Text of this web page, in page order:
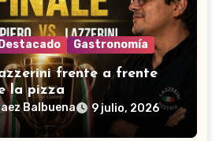
Destacado Gastronomía
frente a frente
la pizza
Balbuena 9 julio, 2026